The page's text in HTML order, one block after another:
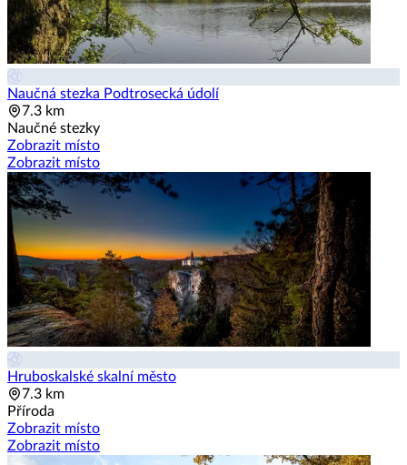
Naučná stezka Podtrosecká údolí
7.3 km
Naučné stezky
Zobrazit místo
Zobrazit místo
Hruboskalské skalní město
7.3 km
Příroda
Zobrazit místo
Zobrazit místo